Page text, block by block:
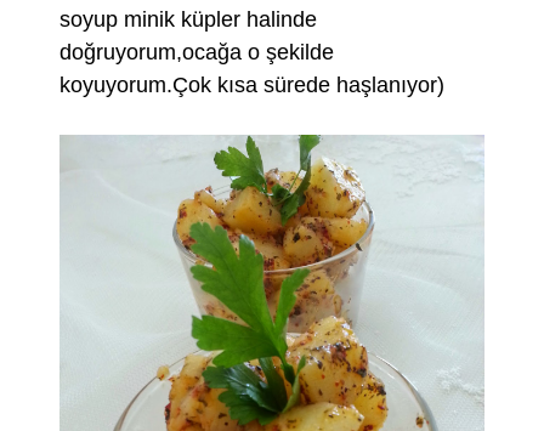
soyup minik küpler halinde
doğruyorum,ocağa o şekilde
koyuyorum.Çok kısa sürede haşlanıyor)